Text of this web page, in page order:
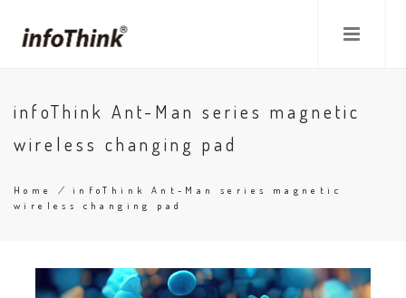
main
infoThink Ant-Man series magnetic
wireless changing pad
Breadcrumb
Home / infoThink Ant-Man series magnetic
wireless changing pad